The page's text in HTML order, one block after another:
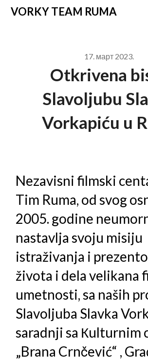
VORKY TEAM RUMA
17. март 2023.
Otkrivena
Slavoljubu
Vorkapiću u
Nezavisni filmski
Tim Ruma, od svog
2005. godine
nastavlja svoju misiju
istraživanja i
života i dela velikana
umetnosti, sa naših
Slavoljuba Slavka
saradnji sa Кulturnim
„Brana Crnčević“ ,